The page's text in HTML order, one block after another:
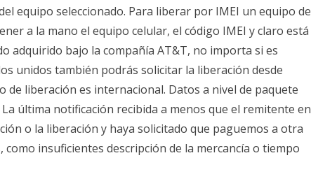
equipo seleccionado. Para liberar por IMEI un equipo de
a la mano el equipo celular, el código IMEI y claro está
adquirido bajo la compañía AT&T, no importa si es
unidos también podrás solicitar la liberación desde
de liberación es internacional. Datos a nivel de paquete
última notificación recibida a menos que el remitente en
o la liberación y haya solicitado que paguemos a otra
insuficientes descripción de la mercancía o tiempo